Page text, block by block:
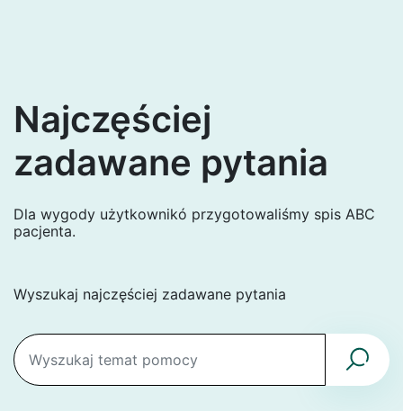
Najczęściej
zadawane pytania
Dla wygody użytkownikó przygotowaliśmy spis ABC
pacjenta.
Wyszukaj najczęściej zadawane pytania